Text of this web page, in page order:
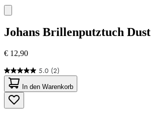
Johans Brillenputztuch Dust
€ 12,90
5.0 (2)
5.0
von
5
Sternen.
2
In den Warenkorb